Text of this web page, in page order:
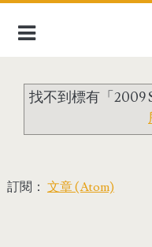
找不到標有「2009
訂閱： 文章 (Atom)